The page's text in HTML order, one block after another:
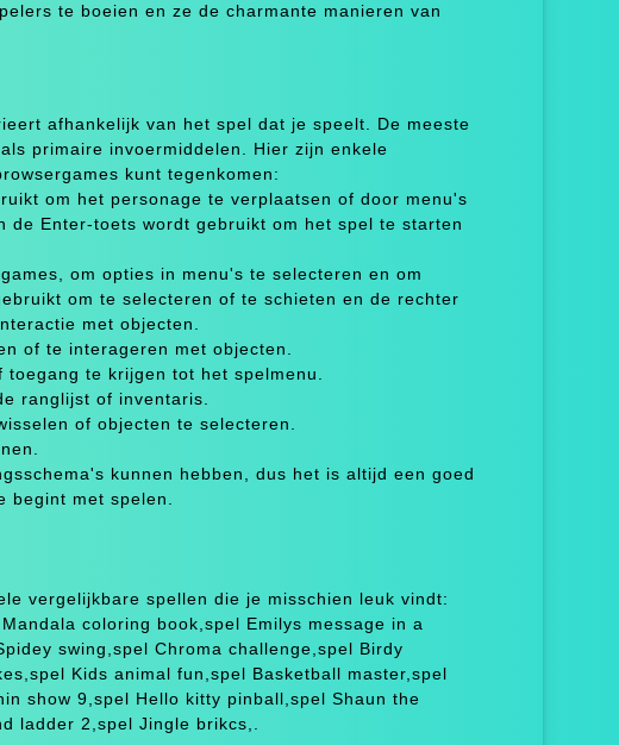
te boeien en ze de charmante manieren van
afhankelijk van het spel dat je speelt. De meeste
primaire invoermiddelen. Hier zijn enkele
kunt tegenkomen:
om het personage te verplaatsen of door menu's
Enter-toets wordt gebruikt om het spel te starten
om opties in menu's te selecteren en om
om te selecteren of te schieten en de rechter
met objecten.
of te interageren met objecten.
te krijgen tot het spelmenu.
ranglijst of inventaris.
of objecten te selecteren.
kunnen hebben, dus het is altijd een goed
met spelen.
vergelijkbare spellen die je misschien leuk vindt:
coloring book,spel Emilys message in a
swing,spel Chroma challenge,spel Birdy
Kids animal fun,spel Basketball master,spel
show 9,spel Hello kitty pinball,spel Shaun the
ladder 2,spel Jingle brikcs,.